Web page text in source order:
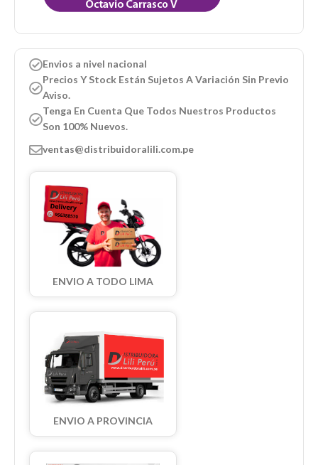
Envios a nivel nacional
Precios Y Stock Están Sujetos A Variación Sin Previo
Aviso.
Tenga En Cuenta Que Todos Nuestros Productos
Son 100% Nuevos.
ventas@distribuidoralili.com.pe
ENVIO A TODO LIMA
ENVIO A PROVINCIA